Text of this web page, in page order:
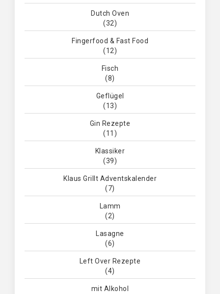
Dutch Oven
(32)
Fingerfood & Fast Food
(12)
Fisch
(8)
Geflügel
(13)
Gin Rezepte
(11)
Klassiker
(39)
Klaus Grillt Adventskalender
(7)
Lamm
(2)
Lasagne
(6)
Left Over Rezepte
(4)
mit Alkohol